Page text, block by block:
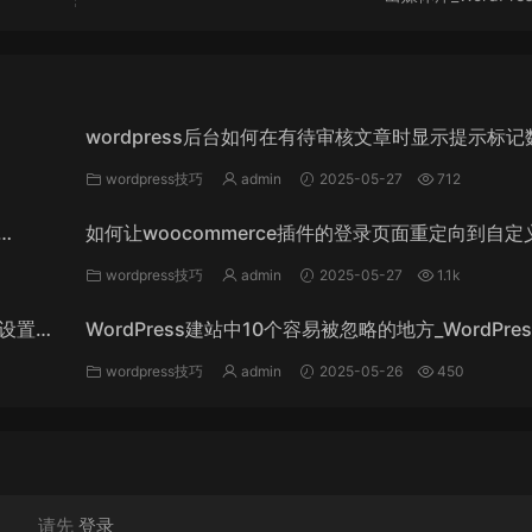
wordpress后台如何在有待审核文章时显示提示标记
_WordPress教程
wordpress技巧 admin 2025-05-27 712
如何让woocommerce插件的登录页面重定向到自定
录页面_WordPress教程
wordpress技巧 admin 2025-05-27 1.1k
置某
WordPress建站中10个容易被忽略的地方
程 wordpress技巧 admin 2025-05-26 450
请先 登录